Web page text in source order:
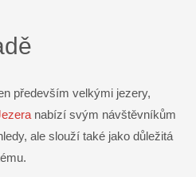
především velkými jezery,
nabízí svým návštěvníkům
ale slouží také jako důležitá